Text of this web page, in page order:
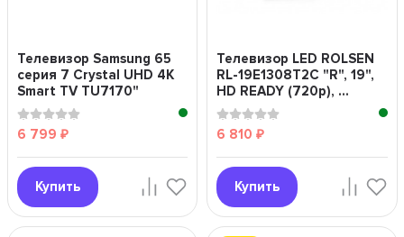
Телевизор Samsung 65
серия 7 Crystal UHD 4K
Smart TV TU7170"
6 799 ₽
Купить
Телевизор LED ROLSEN
RL-19E1308T2C "R", 19",
HD READY (720p), ...
6 810 ₽
Купить